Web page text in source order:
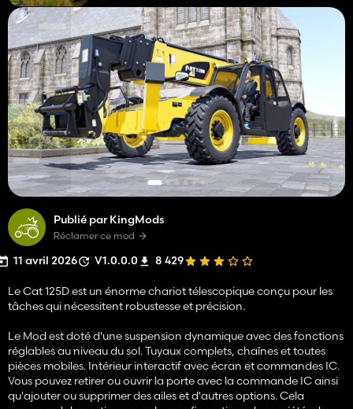
Publié par KingMods
Réclamer ce mod
11 avril 2026 V1.0.0.0 8 429
Le Cat 125D est un énorme chariot télescopique conçu pour les
tâches qui nécessitent robustesse et précision.
Le Mod est doté d'une suspension dynamique avec des fonctions
réglables au niveau du sol. Tuyaux complets, chaînes et toutes
pièces mobiles. Intérieur interactif avec écran et commandes IC.
Vous pouvez retirer ou ouvrir la porte avec la commande IC ainsi
qu'ajouter ou supprimer des ailes et d'autres options. Cela